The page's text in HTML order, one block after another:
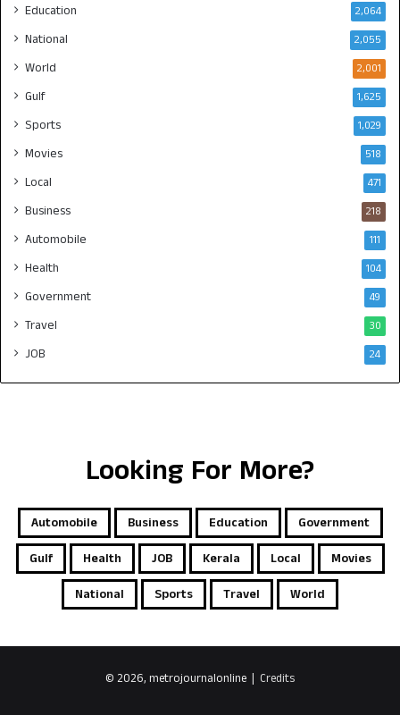
Education 2,064
National 2,055
World 2,001
Gulf 1,625
Sports 1,029
Movies 518
Local 471
Business 218
Automobile 111
Health 104
Government 49
Travel 30
JOB 24
Looking For More?
Automobile Business Education
Government
Gulf
Health JOB Kerala Local
Movies
National
Sports Travel World
© 2026, metrojournalonline | Credits